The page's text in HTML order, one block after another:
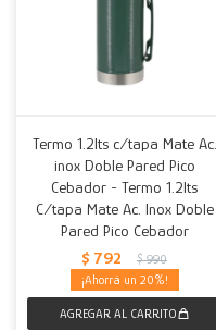
Termo 1.2lts c/tapa Mate Ac.
inox Doble Pared Pico
Cebador - Termo 1.2lts
C/tapa Mate Ac. Inox Doble
Pared Pico Cebador
$ 792 $ 990
20